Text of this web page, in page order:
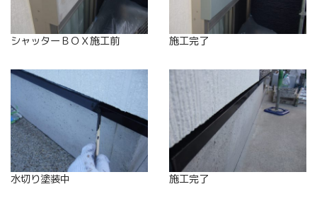
シャッターＢＯＸ施工前 施工完了
水切り塗装中 施工完了